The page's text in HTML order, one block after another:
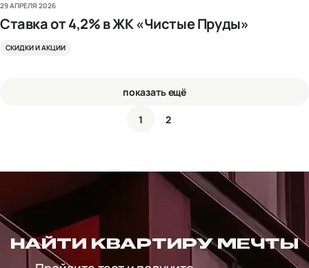
29 АПРЕЛЯ 2026
Ставка от 4,2% в ЖК «Чистые Пруды»
СКИДКИ И АКЦИИ
показать ещё
1 2
НАЙТИ КВАРТИРУ МЕЧТЫ